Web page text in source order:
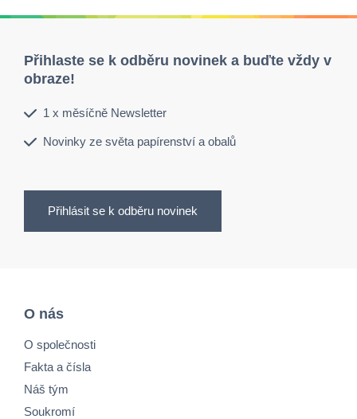
Přihlaste se k odběru novinek a buďte vždy v
obraze!
1 x měsíčně Newsletter
Novinky ze světa papírenství a obalů
Přihlásit se k odběru novinek
O nás
O společnosti
Fakta a čísla
Náš tým
Soukromí